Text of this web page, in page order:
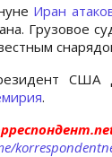
Иран
Грузовое
США
.